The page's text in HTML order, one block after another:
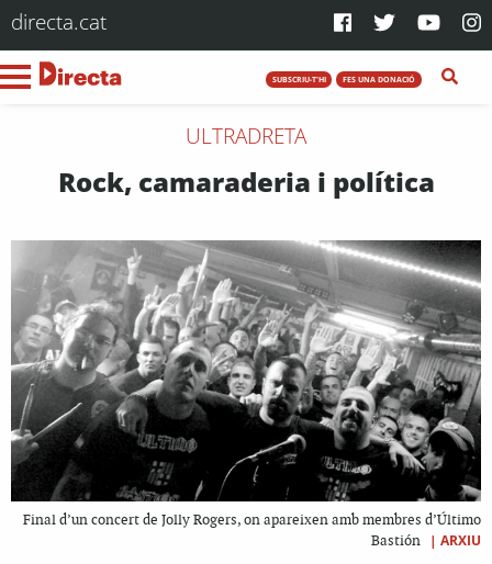
directa.cat
SUBSCRIU-T'HI FES UNA DONACIÓ
ULTRADRETA
Rock, camaraderia i política
Final d’un concert de Jolly Rogers, on apareixen amb membres d’Último
Bastión
| ARXIU